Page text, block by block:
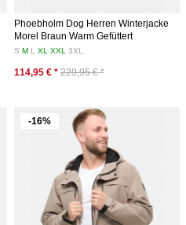
Phoebholm Dog Herren Winterjacke
Morel Braun Warm Gefüttert
S M L XL XXL 3XL
114,95 € * 229,95 € *
-16%